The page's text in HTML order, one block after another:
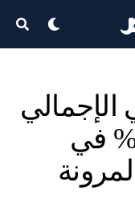
الإجمالي
بنسبة 3.4% في